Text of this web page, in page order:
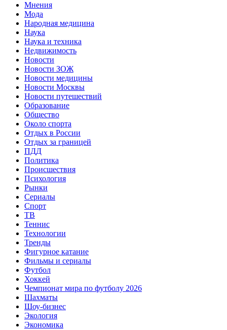
Мнения
Мода
Народная медицина
Наука
Наука и техника
Недвижимость
Новости
Новости ЗОЖ
Новости медицины
Новости Москвы
Новости путешествий
Образование
Общество
Около спорта
Отдых в России
Отдых за границей
ПДД
Политика
Происшествия
Психология
Рынки
Сериалы
Спорт
ТВ
Теннис
Технологии
Тренды
Фигурное катание
Фильмы и сериалы
Футбол
Хоккей
Чемпионат мира по футболу 2026
Шахматы
Шоу-бизнес
Экология
Экономика